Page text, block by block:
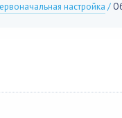
настройка /